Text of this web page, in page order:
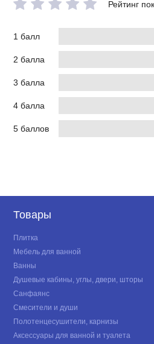
Рейтинг
1 балл
2 балла
3 балла
4 балла
5 баллов
Товары
Плитка
Мебель для ванной
Ванны
Душевые кабины, углы, двери, шторы
Санфаянс
Смесители и души
Полотенцесушители, карнизы
Аксессуары для ванной и туалета